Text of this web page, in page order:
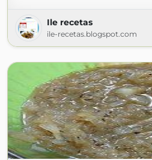
Ile recetas
ile-recetas.blogspot.com